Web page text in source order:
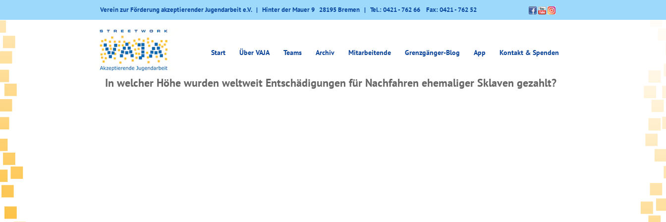
Verein zur Förderung akzeptierender Jugendarbeit e.V. | Hinter der Mauer 9 28195 Bremen | Tel.: 0421 - 762 66 Fax: 0421 - 762 52
Start Über VAJA Teams Archiv Mitarbeitende Grenzgänger-Blog App Kontakt & Spenden
In welcher Höhe wurden weltweit Entschädigungen für Nachfahren ehemaliger Sklaven gezahlt?